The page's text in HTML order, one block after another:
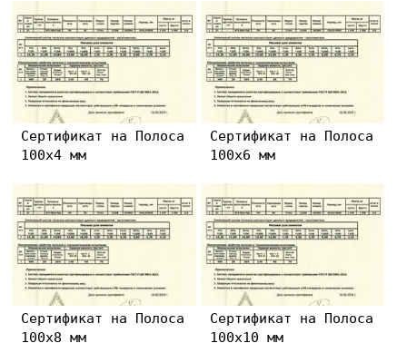
Сертификат на Полоса
100х4 мм
Сертификат на Полоса
100х6 мм
Сертификат на Полоса
100х8 мм
Сертификат на Полоса
100х10 мм